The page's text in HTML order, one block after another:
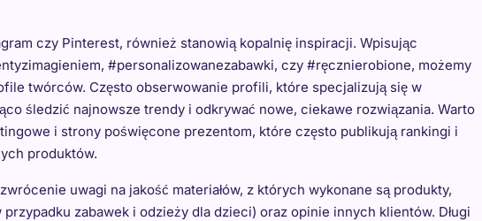
czy Pinterest, również stanowią kopalnię inspiracji. Wpisując
#personalizowanezabawki, czy #ręcznierobione, możemy
twórców. Często obserwowanie profili, które specjalizują się w
śledzić najnowsze trendy i odkrywać nowe, ciekawe rozwiązania. Warto
i strony poświęcone prezentom, które często publikują rankingi i
produktów.
uwagi na jakość materiałów, z których wykonane są produkty,
zabawek i odzieży dla dzieci) oraz opinie innych klientów. Długi